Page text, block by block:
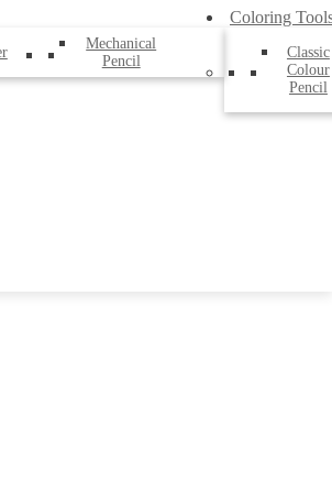
Mechanical
Pencil
Coloring
Classic
Colour
Pencil